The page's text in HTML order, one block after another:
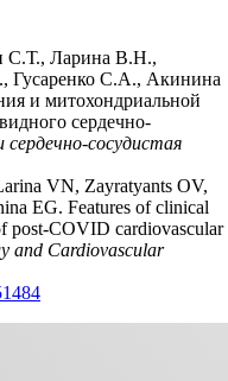
Ларина В.Н.,
Гусаренко С.А., Акинина
и митохондриальной
сердечно-
сердечно-сосудистая
VN, Zayratyants OV,
EG. Features of clinical
post-COVID cardiovascular
and Cardiovascular